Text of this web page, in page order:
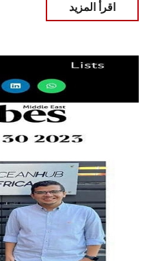
اقرأ المزيد